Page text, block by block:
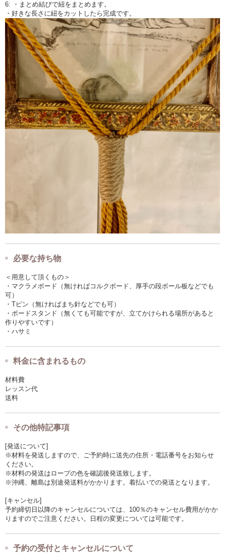
6: ・まとめ結びで紐をまとめます。
・好きな長さに紐をカットしたら完成です。
必要な持ち物
＜用意して頂くもの＞
・マクラメボード（無ければコルクボード、厚手の段ボール板などでも
可）
・Tピン（無ければまち針などでも可）
・ボードスタンド（無くても可能ですが、立てかけられる場所があると
作りやすいです）
・ハサミ
料金に含まれるもの
材料費
レッスン代
送料
その他特記事項
[発送について]
※材料を発送しますので、ご予約時に送先の住所・電話番号をお知らせ
ください。
※材料の発送はロープの色を確認後発送致します。
※沖縄、離島は別途発送料がかかります。着払いでの発送となります。
[キャンセル]
予約締切日以降のキャンセルについては、100％のキャンセル費用がかか
りますのでご注意ください。日程の変更については可能です。
予約の受付とキャンセルについて